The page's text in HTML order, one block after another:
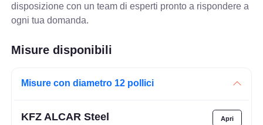
disposizione con un team di esperti pronto a rispondere a
ogni tua domanda.
Misure disponibili
Misure con diametro 12 pollici
KFZ ALCAR Steel